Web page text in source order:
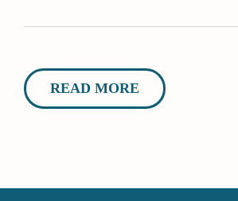
READ MORE